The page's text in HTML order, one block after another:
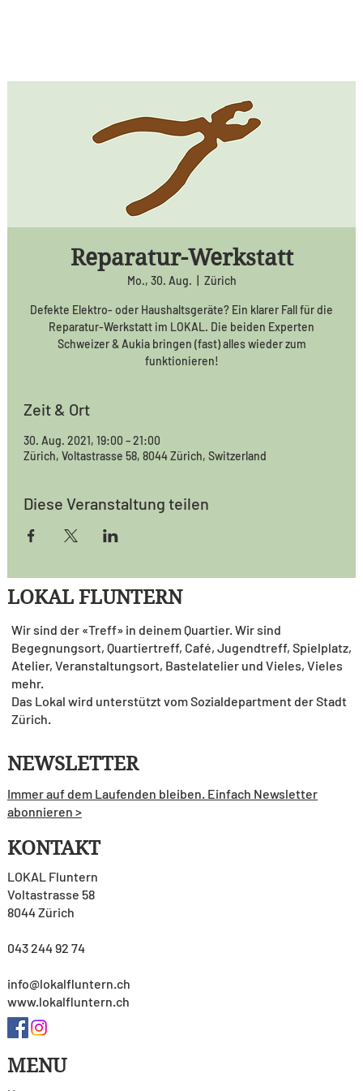
Reparatur-Werkstatt
Mo., 30. Aug. Zürich
Defekte Elektro- oder Haushaltsgeräte? Ein klarer Fall für die
Reparatur-Werkstatt im LOKAL. Die beiden Experten
Schweizer & Aukia bringen (fast) alles wieder zum
funktionieren!
Zeit & Ort
30. Aug. 2021, 19:00 – 21:00
Zürich, Voltastrasse 58, 8044 Zürich, Switzerland
Diese Veranstaltung teilen
MENU
KONTAKT
LOKAL Fluntern
Voltastrasse 58
8044 Zürich
043 244 92 74
info@lokalfluntern.ch
www.lokalfluntern.ch
LOKAL FLUNTERN
Wir sind der «Treff» in deinem Quartier. Wir sind
Begegnungsort, Quartiertreff, Café, Jugendtreff, Spielplatz,
Atelier, Veranstaltungsort, Bastelatelier und Vieles, Vieles
mehr.
Das Lokal wird unterstützt vom Sozialdepartment der Stadt
Zürich.
NEWSLETTER
Immer auf dem Laufenden bleiben. Einfach Newsletter
abonnieren >